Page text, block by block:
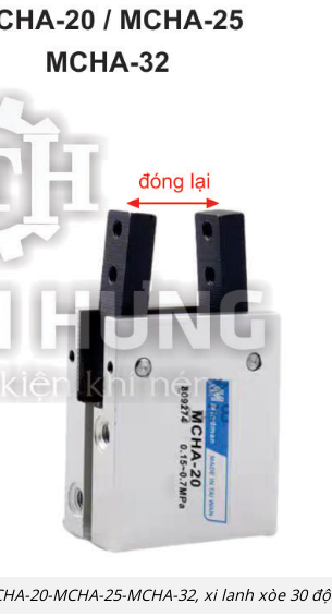
20-MCHA-25-MCHA-32, xi lanh xòe 30 độ